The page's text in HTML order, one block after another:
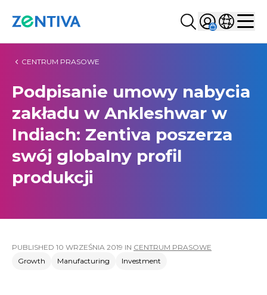
Szukaj...
Sign inWybierz
CENTRUM PRASOWE
Podpisanie umowy nabycia
zakładu w Ankleshwar w
Indiach: Zentiva poszerza
swój globalny profil
produkcji
PUBLISHED 10 WRZEŚNIA 2019 IN CENTRUM PRASOWE
Growth
Manufacturing Investment